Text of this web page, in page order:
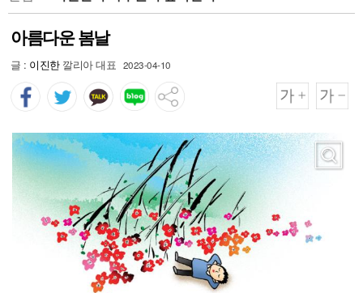
아름다운 봄날
글 : 이진한깔리아 대표 2023-04-10